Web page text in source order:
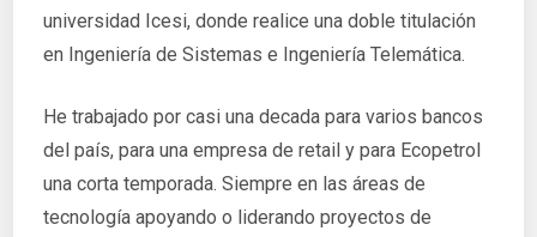
universidad Icesi, donde realice una doble titulación
en Ingeniería de Sistemas e Ingeniería Telemática.
He trabajado por casi una decada para varios bancos
del país, para una empresa de retail y para Ecopetrol
una corta temporada. Siempre en las áreas de
tecnología apoyando o liderando proyectos de